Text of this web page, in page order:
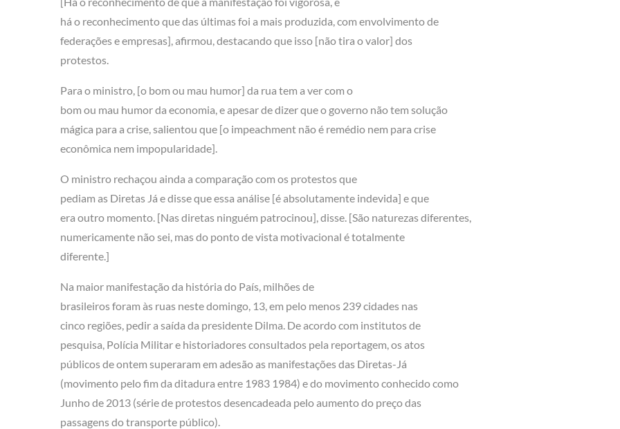
há o reconhecimento que das últimas foi a mais produzida, com envolvimento de
federações e empresas], afirmou, destacando que isso [não tira o valor] dos
protestos.
Para o ministro, [o bom ou mau humor] da rua tem a ver com o
bom ou mau humor da economia, e apesar de dizer que o governo não tem solução
mágica para a crise, salientou que [o impeachment não é remédio nem para crise
econômica nem impopularidade].
O ministro rechaçou ainda a comparação com os protestos que
pediam as Diretas Já e disse que essa análise [é absolutamente indevida] e que
era outro momento. [Nas diretas ninguém patrocinou], disse. [São naturezas diferentes,
numericamente não sei, mas do ponto de vista motivacional é totalmente
diferente.]
Na maior manifestação da história do País, milhões de
brasileiros foram às ruas neste domingo, 13, em pelo menos 239 cidades nas
cinco regiões, pedir a saída da presidente Dilma. De acordo com institutos de
pesquisa, Polícia Militar e historiadores consultados pela reportagem, os atos
públicos de ontem superaram em adesão as manifestações das Diretas-Já
(movimento pelo fim da ditadura entre 1983 1984) e do movimento conhecido como
Junho de 2013 (série de protestos desencadeada pelo aumento do preço das
passagens do transporte público).